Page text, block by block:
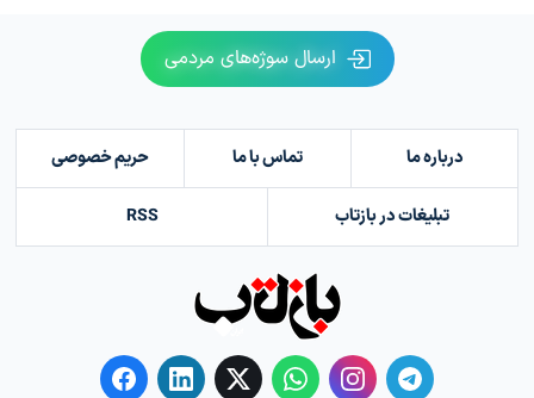
ارسال سوژه‌های مردمی
درباره ما تماس با ما حریم خصوصی
تبلیغات در بازتاب RSS